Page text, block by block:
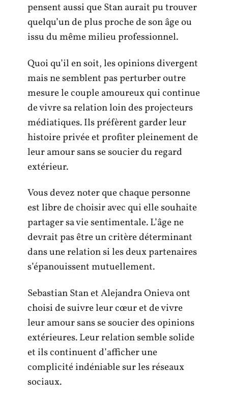
pensent aussi que Stan aurait pu trouver
quelqu’un de plus proche de son âge ou
issu du même milieu professionnel.
Quoi qu’il en soit, les opinions divergent
mais ne semblent pas perturber outre
mesure le couple amoureux qui continue
de vivre sa relation loin des projecteurs
médiatiques. Ils préfèrent garder leur
histoire privée et profiter pleinement de
leur amour sans se soucier du regard
extérieur.
Vous devez noter que chaque personne
est libre de choisir avec qui elle souhaite
partager sa vie sentimentale. L’âge ne
devrait pas être un critère déterminant
dans une relation si les deux partenaires
s’épanouissent mutuellement.
Sebastian Stan et Alejandra Onieva ont
choisi de suivre leur cœur et de vivre
leur amour sans se soucier des opinions
extérieures. Leur relation semble solide
et ils continuent d’afficher une
complicité indéniable sur les réseaux
sociaux.